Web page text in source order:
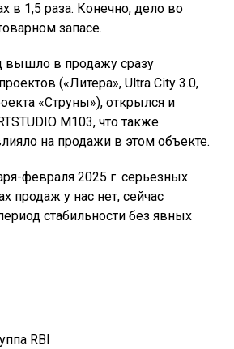
в 1,5 раза. Конечно, дело во
запасе.
вышло в продажу сразу
(«Литера», Ultra City 3.0,
«Струны»), открылся и
М103, что также
на продажи в этом объекте.
февраля 2025 г. серьезных
продаж у нас нет, сейчас
стабильности без явных
RBI